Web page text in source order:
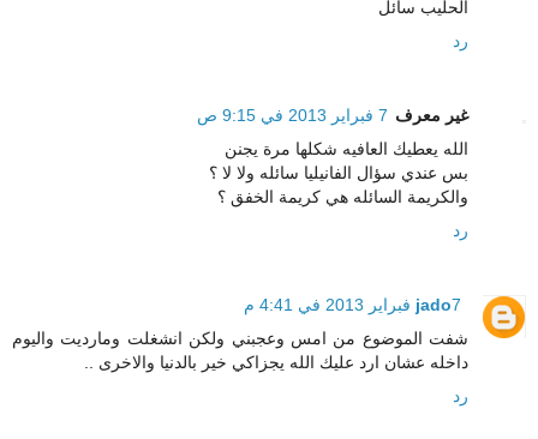
الحليب سائل
رد
غير معرف 7 فبراير 2013 في 9:15 ص
الله يعطيك العافيه شكلها مرة يجنن
بس عندي سؤال الفانيليا سائله ولا لا ؟
والكريمة السائله هي كريمة الخفق ؟
رد
jado7 فبراير 2013 في 4:41 م
شفت الموضوع من امس وعجبني ولكن انشغلت ومارديت واليوم
داخله عشان ارد عليك الله يجزاكي خير بالدنيا والاخرى ..
رد